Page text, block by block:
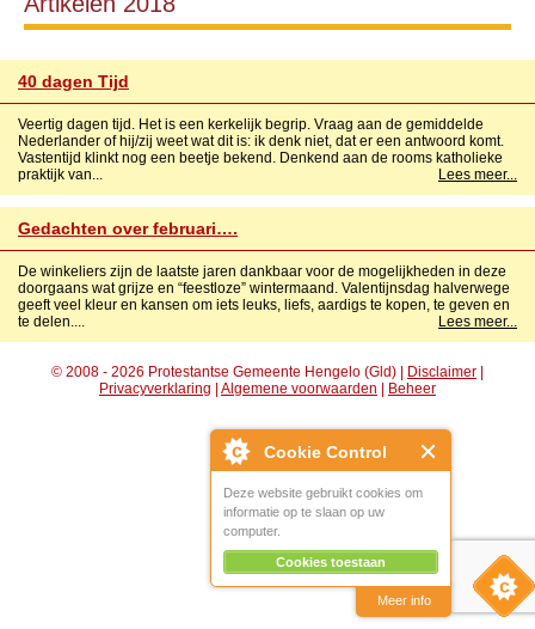
Cookie Control
Deze website gebruikt cookies om
informatie op te slaan op uw
computer.
Cookies toestaan
Meer info
40 dagen Tijd
Veertig dagen tijd. Het is een kerkelijk begrip. Vraag aan de gemiddelde
Nederlander of hij/zij weet wat dit is: ik denk niet, dat er een antwoord komt.
Vastentijd klinkt nog een beetje bekend. Denkend aan de rooms katholieke
praktijk van...
Lees meer...
Gedachten over februari….
De winkeliers zijn de laatste jaren dankbaar voor de mogelijkheden in deze
doorgaans wat grijze en “feestloze” wintermaand. Valentijnsdag halverwege
geeft veel kleur en kansen om iets leuks, liefs, aardigs te kopen, te geven en
te delen....
Lees meer...
© 2008 - 2026 Protestantse Gemeente Hengelo (Gld) | Disclaimer |
Privacyverklaring | Algemene voorwaarden | Beheer